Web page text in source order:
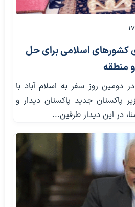
کشورهای اسلامی برای حل
منطقه
دومین روز سفر به اسلام آباد با
پاکستان جدید پاکستان دیدار و
در این دیدار طرفین...